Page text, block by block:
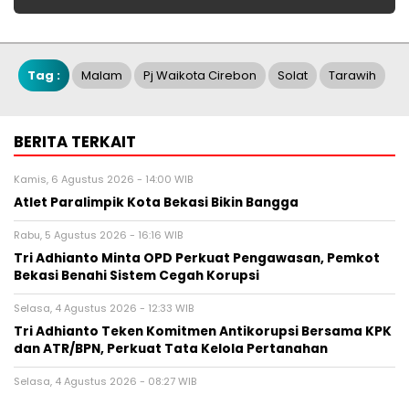
Tag : Malam Pj Waikota Cirebon Solat Tarawih
BERITA TERKAIT
Kamis, 6 Agustus 2026 - 14:00 WIB
Atlet Paralimpik Kota Bekasi Bikin Bangga
Rabu, 5 Agustus 2026 - 16:16 WIB
Tri Adhianto Minta OPD Perkuat Pengawasan, Pemkot
Bekasi Benahi Sistem Cegah Korupsi
Selasa, 4 Agustus 2026 - 12:33 WIB
Tri Adhianto Teken Komitmen Antikorupsi Bersama KPK
dan ATR/BPN, Perkuat Tata Kelola Pertanahan
Selasa, 4 Agustus 2026 - 08:27 WIB